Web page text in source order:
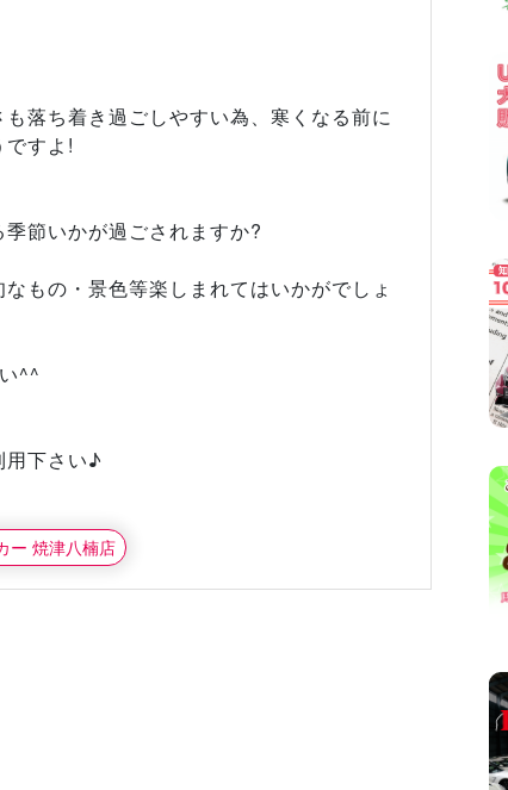
落ち着き過ごしやすい為、寒くなる前に
すよ!
節いかが過ごされますか?
もの・景色等楽しまれてはいかがでしょ
^^
用下さい♪
ー 焼津八楠店